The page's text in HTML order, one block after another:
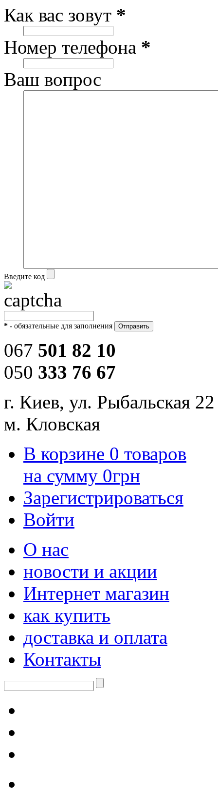
Как вас зовут *
Номер телефона *
Ваш вопрос
Введите код
* - обязательные для заполнения
067 501 82 10
050 333 76 67
г. Киев, ул. Рыбальская 22
м. Кловская
В корзине 0 товаров
на сумму 0грн
Зарегистрироваться
Войти
О нас
новости и акции
Интернет магазин
как купить
доставка и оплата
Контакты